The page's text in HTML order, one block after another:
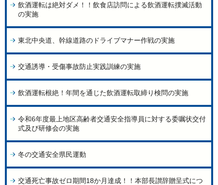
飲酒運転は絶対ダメ！！飲食店訪問による飲酒運転撲滅活動
の実施
東北中央道、幹線道路のドライブマナー作戦の実施
交通誘導・受傷事故防止実践訓練の実施
飲酒運転根絶！年間を通じた飲酒運転取締り検問の実施
令和6年度最上地区高齢者交通安全指導員に対する委嘱状交付
式及び研修会の実施
冬の交通安全県民運動
交通死亡事故ゼロ期間18か月達成！！本部長讃辞贈呈式につ